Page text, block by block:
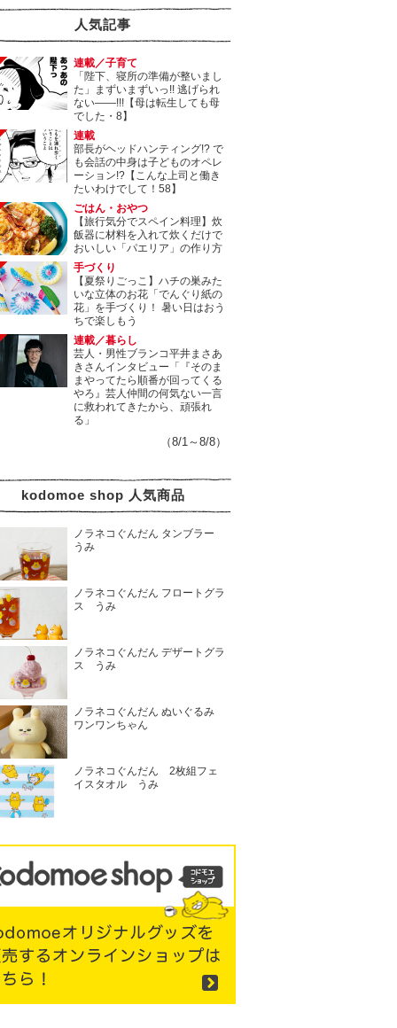
人気記事
連載／子育て
「陛下、寝所の準備が整いまし
た」まずいまずいっ!! 逃げられ
ない――!!!【母は転生しても母
でした・8】
連載
部長がヘッドハンティング!? で
も会話の中身は子どものオペレ
ーション!?【こんな上司と働き
たいわけでして！58】
ごはん・おやつ
【旅行気分でスペイン料理】炊
飯器に材料を入れて炊くだけで
おいしい「パエリア」の作り方
手づくり
【夏祭りごっこ】ハチの巣みた
いな立体のお花「でんぐり紙の
花」を手づくり！ 暑い日はおう
ちで楽しもう
連載／暮らし
芸人・男性ブランコ平井まさあ
きさんインタビュー「『そのま
まやってたら順番が回ってくる
やろ』芸人仲間の何気ない一言
に救われてきたから、頑張れ
る」
（8/1～8/8）
kodomoe shop 人気商品
ノラネコぐんだん タンブラー
うみ
ノラネコぐんだん フロートグラ
ス うみ
ノラネコぐんだん デザートグラ
ス うみ
ノラネコぐんだん ぬいぐるみ
ワンワンちゃん
ノラネコぐんだん 2枚組フェ
イスタオル うみ